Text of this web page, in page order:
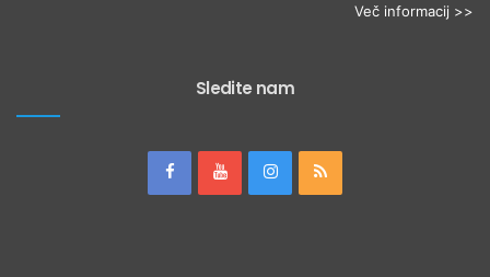
Več informacij >>
Sledite nam